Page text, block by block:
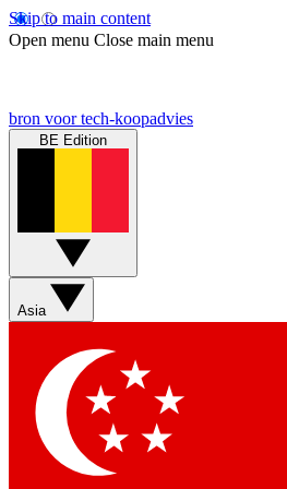
Skip to main content
Open menu Close main menu
bron voor tech-koopadvies
BE Edition
Asia